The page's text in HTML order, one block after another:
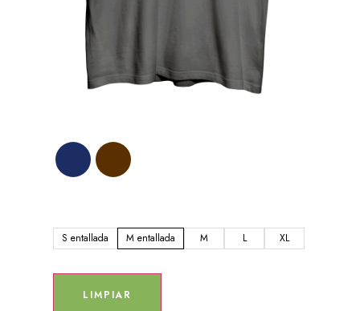
S entallada M entallada M L XL
LIMPIAR